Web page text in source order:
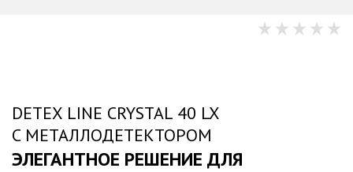
DETEX LINE CRYSTAL 40 LX
C МЕТАЛЛОДЕТЕКТОРОМ
ЭЛЕГАНТНОЕ РЕШЕНИЕ ДЛЯ